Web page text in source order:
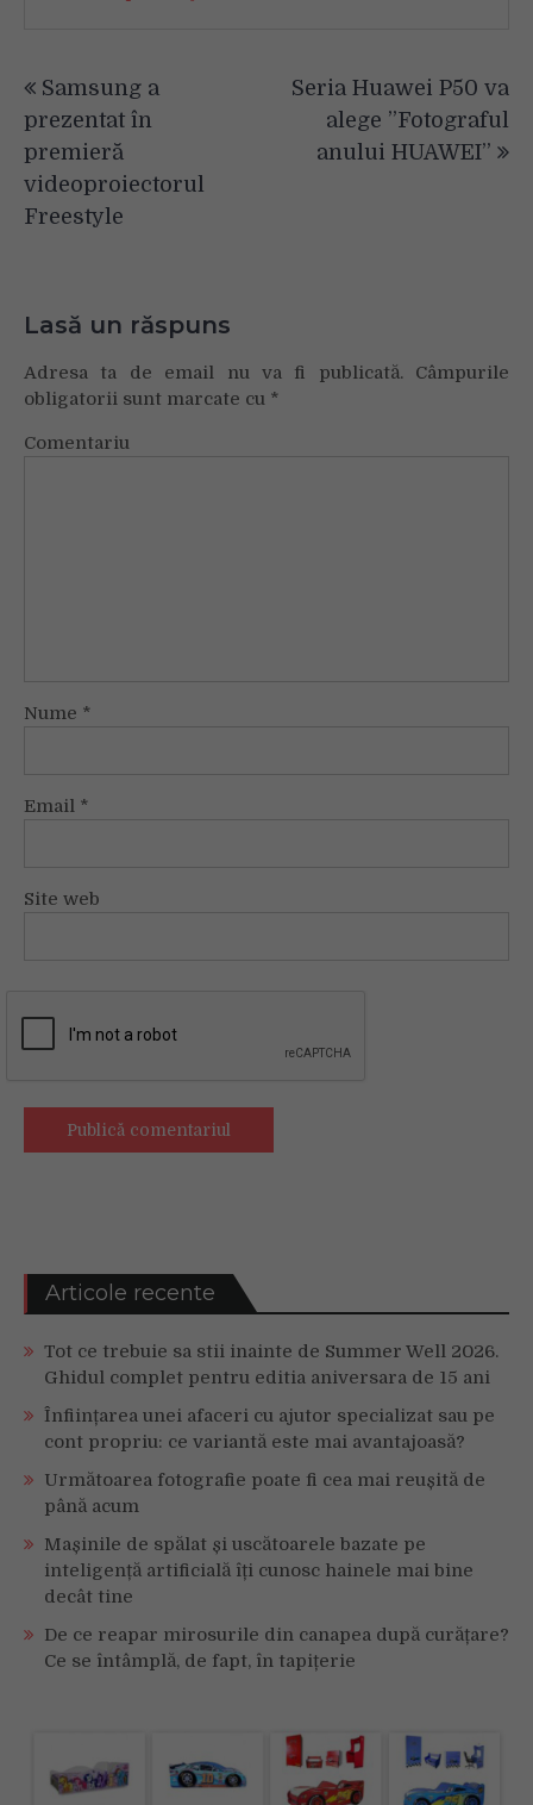
în
articole
Samsung a
prezentat în
premieră
videoproiectorul
Freestyle
Seria Huawei P50 va
alege ”Fotograful
anului HUAWEI”
Lasă un răspuns
Adresa ta de email nu va fi publicată. Câmpurile
obligatorii sunt marcate cu *
Comentariu
Nume *
Email *
Site web
Articole recente
Tot ce trebuie sa stii inainte de Summer Well 2026.
Ghidul complet pentru editia aniversara de 15 ani
Înființarea unei afaceri cu ajutor specializat sau pe
cont propriu: ce variantă este mai avantajoasă?
Următoarea fotografie poate fi cea mai reușită de
până acum
Mașinile de spălat și uscătoarele bazate pe
inteligență artificială îți cunosc hainele mai bine
decât tine
De ce reapar mirosurile din canapea după curățare?
Ce se întâmplă, de fapt, în tapițerie